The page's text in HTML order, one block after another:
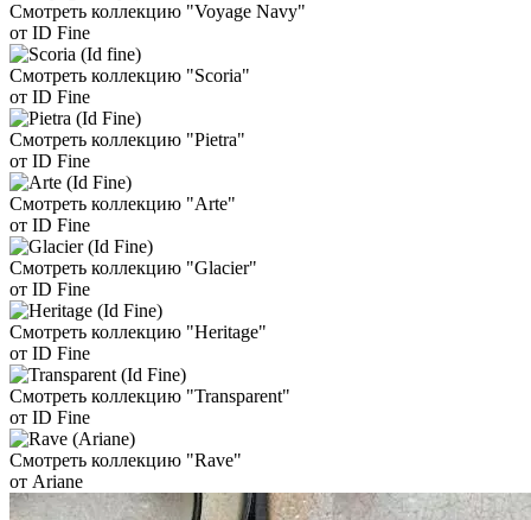
Смотреть коллекцию "Voyage Navy"
от ID Fine
Смотреть коллекцию "Scoria"
от ID Fine
Смотреть коллекцию "Pietra"
от ID Fine
Смотреть коллекцию "Arte"
от ID Fine
Смотреть коллекцию "Glacier"
от ID Fine
Смотреть коллекцию "Heritage"
от ID Fine
Смотреть коллекцию "Transparent"
от ID Fine
Смотреть коллекцию "Rave"
от Ariane